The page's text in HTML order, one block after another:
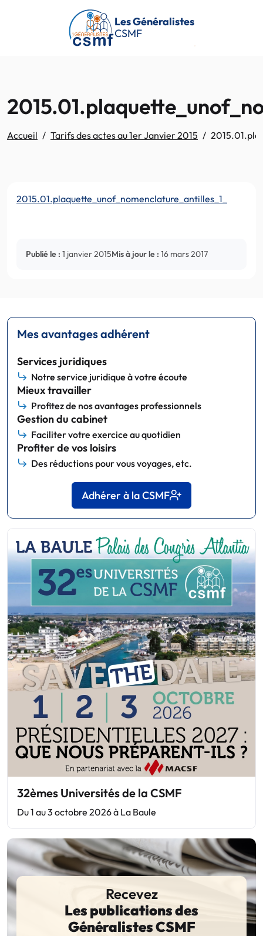
Passer au contenu principal
Les Généralistes
CSMF
Accueil Tarifs des actes au 1er Janvier 2015
2015.01.plaquette_unof_nomenclature_antilles_1_
Publié le : 1 janvier 2015Mis à jour le : 16 mars 2017
Mes avantages adhérent
Services juridiques
Notre service juridique à votre écoute
Mieux travailler
Profitez de nos avantages professionnels
Gestion du cabinet
Faciliter votre exercice au quotidien
Profiter de vos loisirs
Des réductions pour vous voyages, etc.
Adhérer à la CSMF
32èmes Universités de la CSMF
Du 1 au 3 octobre 2026 à La Baule
Recevez
Les publications des
Généralistes CSMF